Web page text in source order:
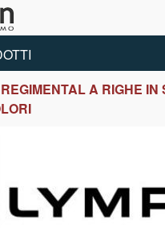
A RIGHE IN